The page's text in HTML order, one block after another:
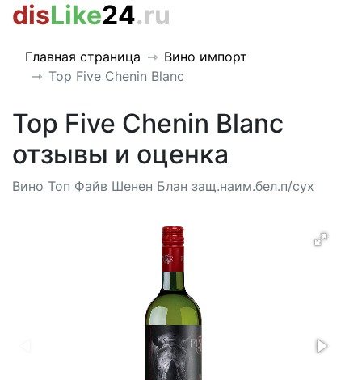
disLike24.ru
Главная страница
Вино импорт
Top Five Chenin Blanc
Top Five Chenin Blanc
отзывы и оценка
Вино Топ Файв Шенен Блан защ.наим.бел.п/сух